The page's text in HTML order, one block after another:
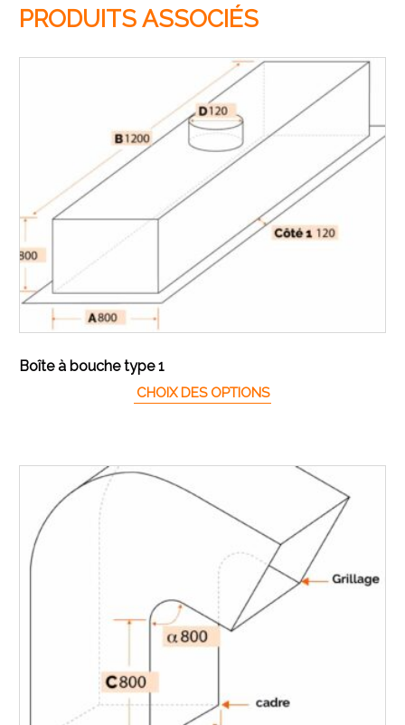
PRODUITS ASSOCIÉS
Boîte à bouche type 1
CHOIX DES OPTIONS